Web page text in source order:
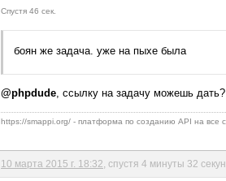
Спустя 46 сек.
боян же задача. уже на пыхе была
@phpdude, ссылку на задачу можешь
https://smappi.org/ - платформа по созданию API на все
10 марта 2015 г. 18:32 , спустя 4 минуты 32